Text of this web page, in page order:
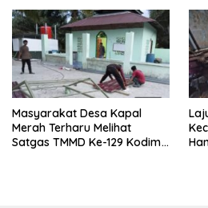
Masyarakat Desa Kapal
Merah Terharu Melihat
Satgas TMMD Ke-129 Kodim